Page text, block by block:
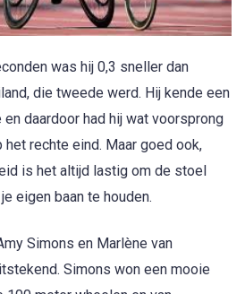
was hij 0,3 sneller dan
die tweede werd. Hij kende een
daardoor had hij wat voorsprong
rechte eind. Maar goed ook,
is het altijd lastig om de stoel
eigen baan te houden.
Simons en Marlène van
Simons won een mooie